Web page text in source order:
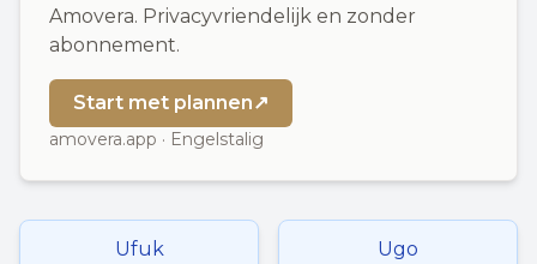
Amovera. Privacyvriendelijk en zonder
abonnement.
Start met plannen↗
amovera.app · Engelstalig
Ufuk Ugo